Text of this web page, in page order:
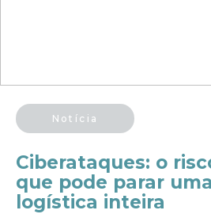
Notícia
Ciberataques: o
que pode parar
logística inteira